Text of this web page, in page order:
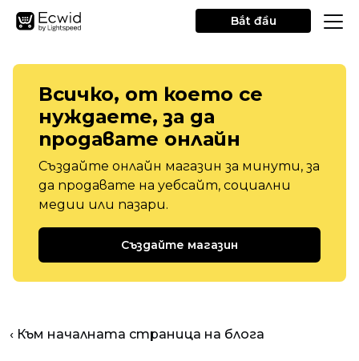
Bắt đầu
Всичко, от което се
нуждаете, за да
продавате онлайн
Създайте онлайн магазин за минути, за
да продавате на уебсайт, социални
медии или пазари.
Създайте магазин
‹ Към началната страница на блога